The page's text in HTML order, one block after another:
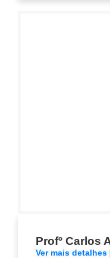
Profº Carlos
Ver mais detalhes